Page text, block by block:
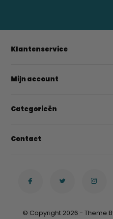
Klantenservice
Mijn account
Categorieën
Contact
© Copyright 2026 - Theme